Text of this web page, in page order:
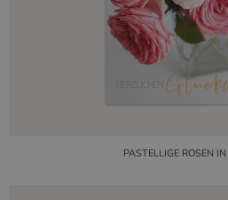
PASTELLIGE ROSEN